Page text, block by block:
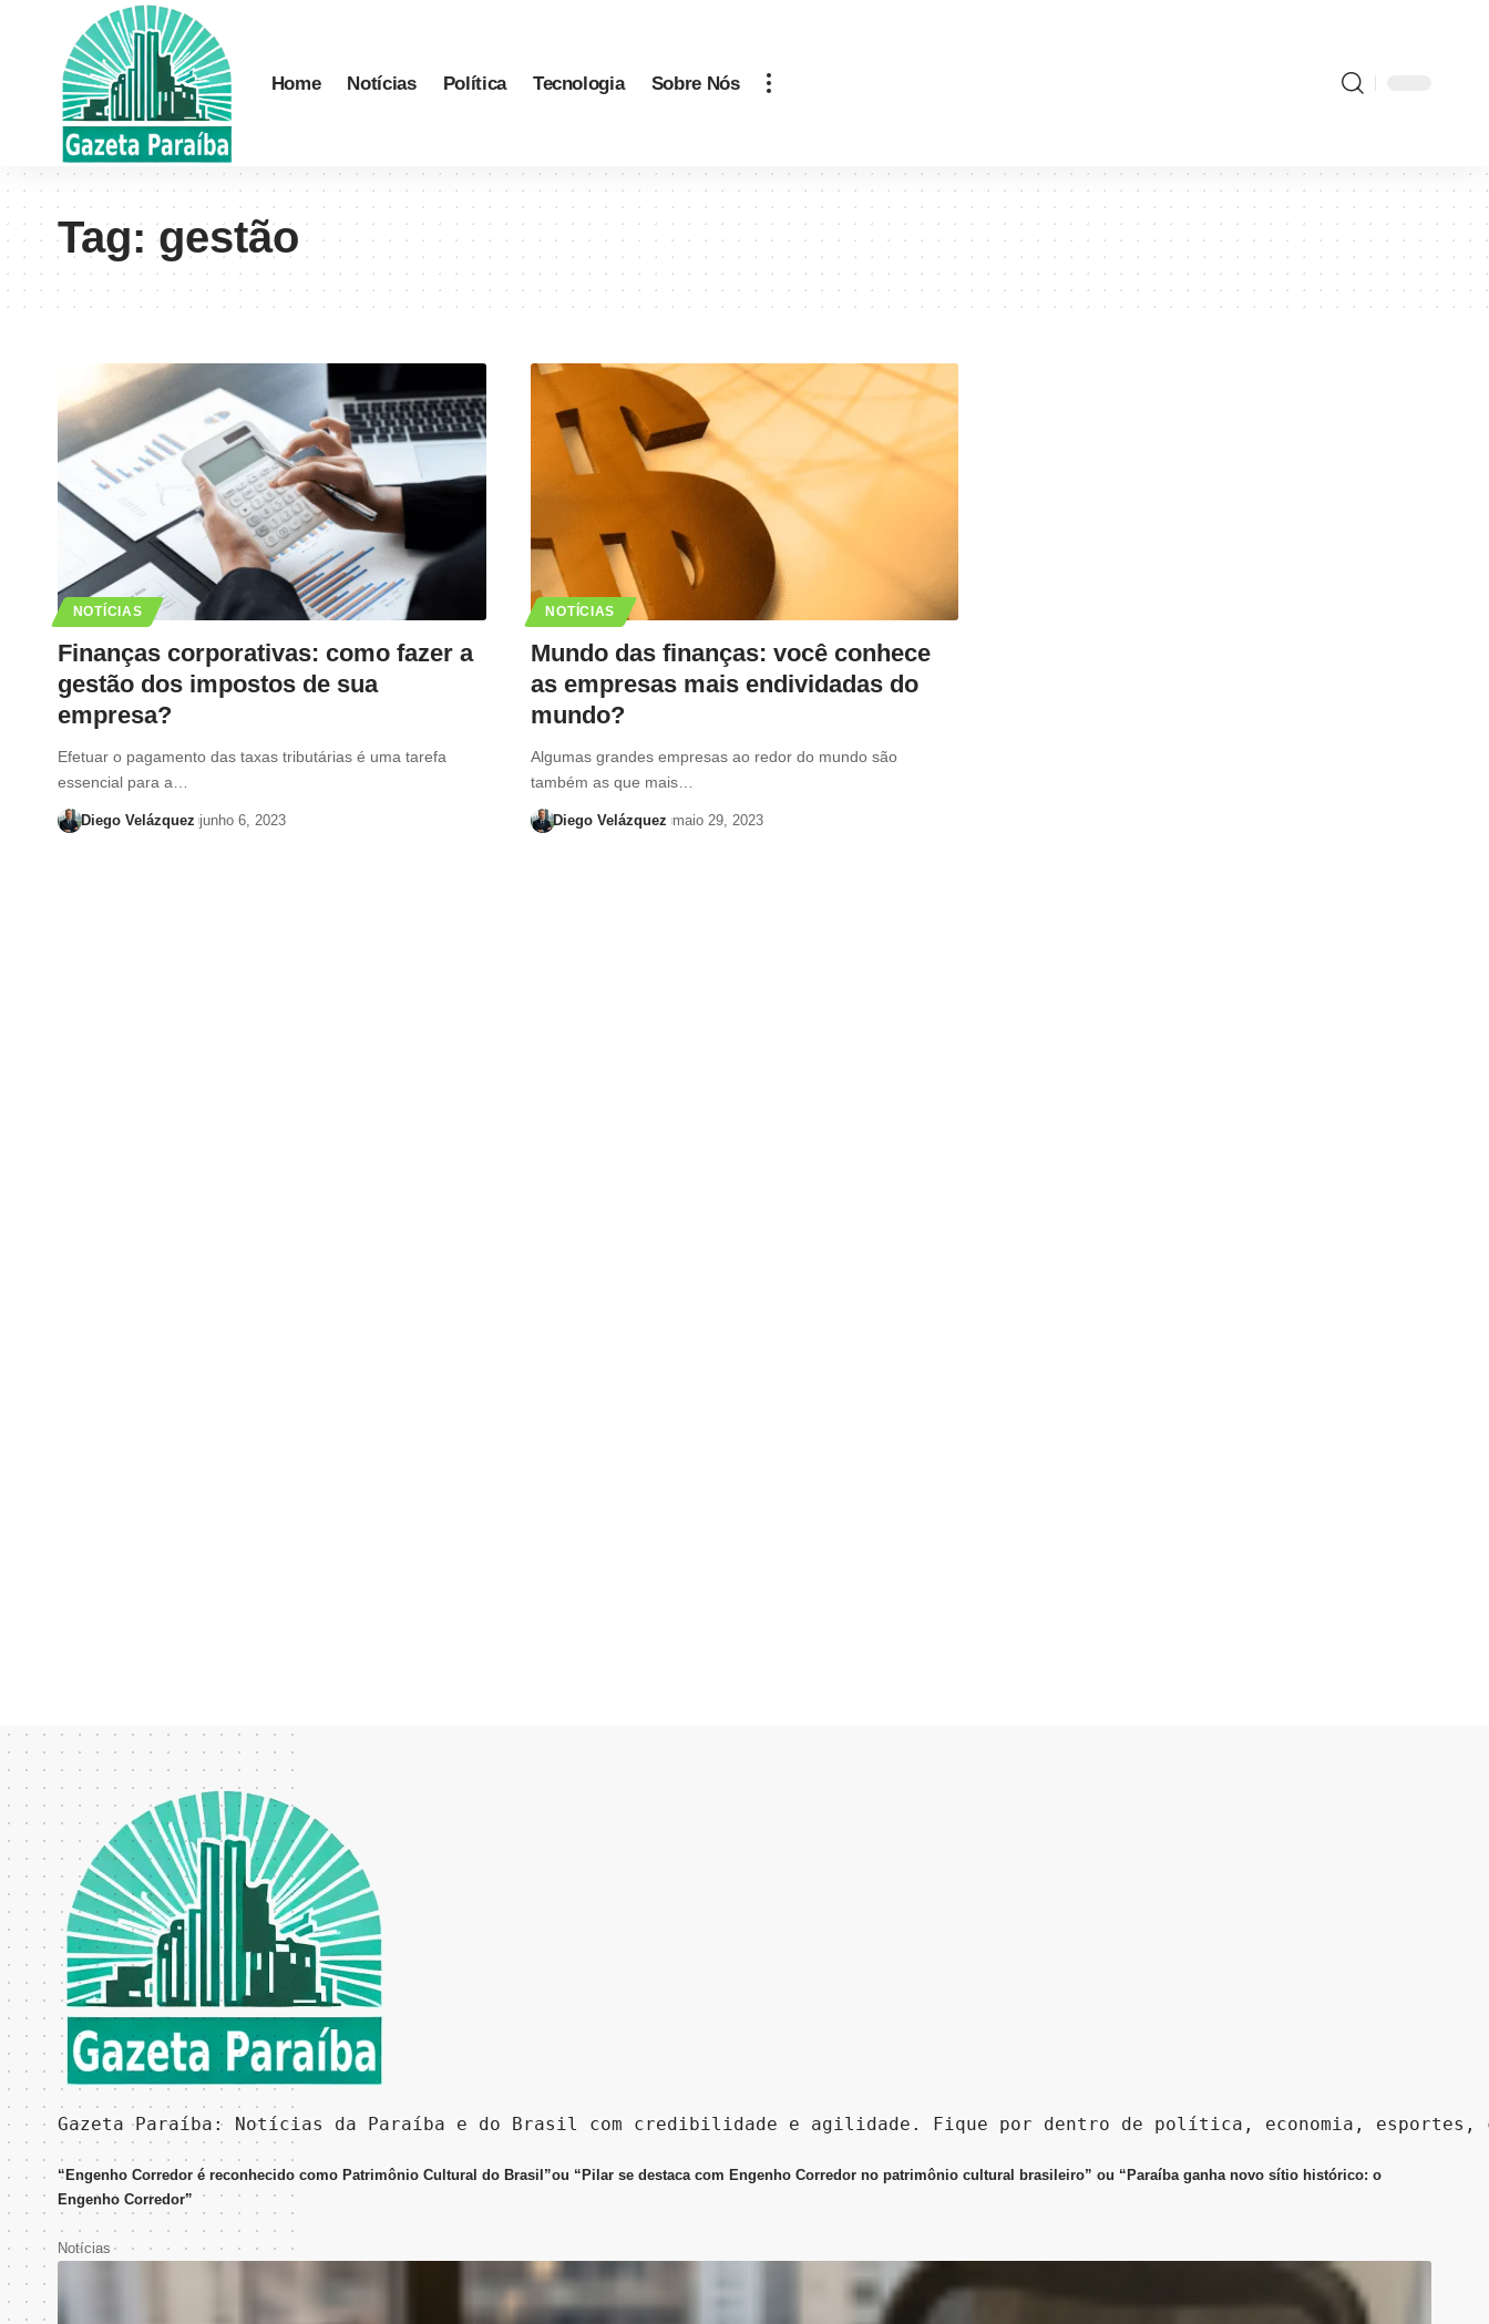
Home Notícias Política Tecnologia Sobre Nós
Tag:gestão
NOTÍCIAS
Finanças corporativas: como fazer a
gestão dos impostos de sua
empresa?
Efetuar o pagamento das taxas tributárias é uma tarefa
essencial para a…
Diego Velázquez junho 6, 2023
NOTÍCIAS
Mundo das finanças: você conhece
as empresas mais endividadas do
mundo?
Algumas grandes empresas ao redor do mundo são
também as que mais…
Diego Velázquez maio 29, 2023
Gazeta Paraíba: Notícias da Paraíba e do Brasil com credibilidade e agilidade. Fique por dentro de política, economia,
“Engenho Corredor é reconhecido como Patrimônio Cultural do Brasil”ou “Pilar se destaca com Engenho Corredor no patrimônio cultural brasileiro” ou “Paraíba ganha novo sítio histórico: o
Engenho Corredor”
Notícias